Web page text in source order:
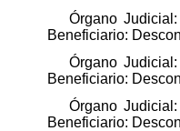
Órgano
Beneficiario:
Órgano
Beneficiario:
Órgano
Beneficiario: